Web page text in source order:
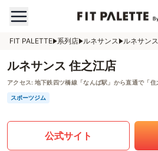
FIT PALETTE 系列店 ルネサンス ルネサン
ルネサンス 住之江店
アクセス: 地下鉄四ツ橋線「なんば駅」から直通で「
スポーツジム
公式サイト